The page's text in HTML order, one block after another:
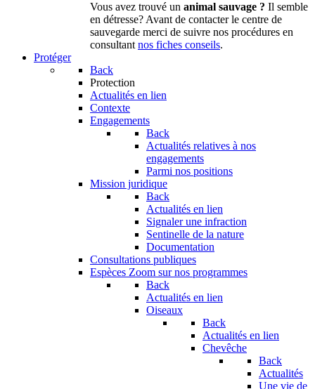
Vous avez trouvé un animal sauvage ? Il semble
en détresse? Avant de contacter le centre de
sauvegarde merci de suivre nos procédures en
consultantnos fiches conseils.
Protéger
Back
Protection
Actualités en lien
Contexte
Engagements
Back
Actualités relatives à nos
engagements
Parmi nos positions
Mission juridique
Back
Actualités en lien
Signaler une infraction
Sentinelle de la nature
Documentation
Consultations publiques
Espèces Zoom sur nos programmes
Back
Actualités en lien
Oiseaux
Back
Actualités en lien
Chevêche
Back
Actualités
Une vie de